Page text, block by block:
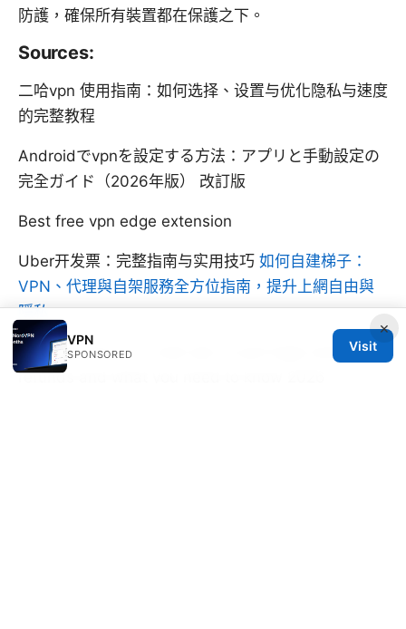
防護，確保所有裝置都在保護之下。
Sources:
二哈vpn 使用指南：如何选择、设置与优化隐私与速度
的完整教程
Androidでvpnを設定する方法：アプリと手動設定の
完全ガイド（2026年版） 改訂版
Best free vpn edge extension
Uber开发票：完整指南与实用技巧 如何自建梯子：
VPN、代理與自架服務全方位指南，提升上網自由與
隱私
Chadvpn biz is it a real vpn or just hype reviews
refunds and what you need to know 2026
×
VPN
SPONSORED
Visit